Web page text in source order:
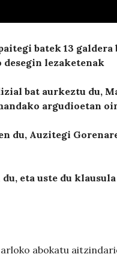
batek 13
lezaketenak
bat aurkeztu du,
argudioetan
du, Auzitegi
eta uste du
abokatu